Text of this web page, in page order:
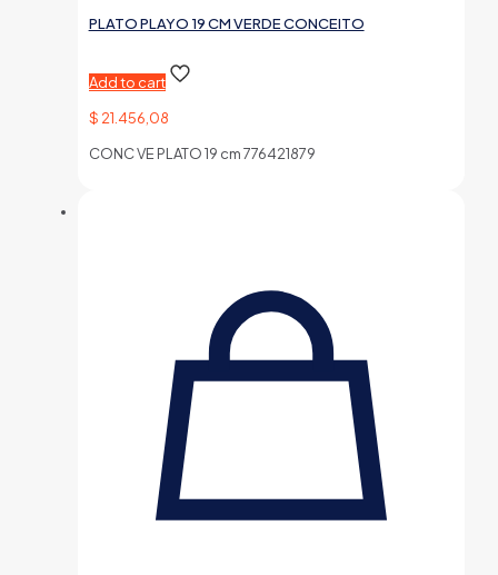
PLATO PLAYO 19 CM VERDE CONCEITO
Add to cart
$ 21.456,08
CONC VE PLATO 19 cm 776421879